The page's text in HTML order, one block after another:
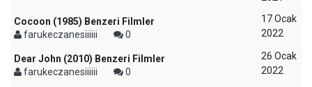
Cocoon (1985) Benzeri Filmler
farukeczanesiiiiii
0
17 Ocak
2022
Dear John (2010) Benzeri Filmler
farukeczanesiiiiii
0
26 Ocak
2022